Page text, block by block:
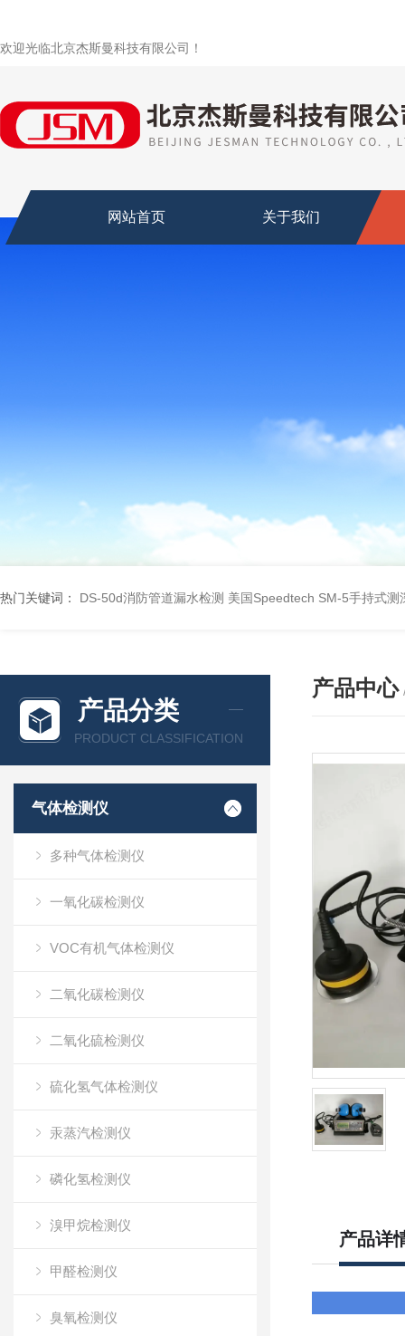
欢迎光临北京杰斯曼科技有限公司！
网站首页 关于我们
热门关键词： DS-50d消防管道漏水检测 美国Speedtech SM-5手持式测
产品分类
PRODUCT CLASSIFICATION
气体检测仪
多种气体检测仪
一氧化碳检测仪
VOC有机气体检测仪
二氧化碳检测仪
二氧化硫检测仪
硫化氢气体检测仪
汞蒸汽检测仪
磷化氢检测仪
溴甲烷检测仪
甲醛检测仪
臭氧检测仪
产品中心
产品详